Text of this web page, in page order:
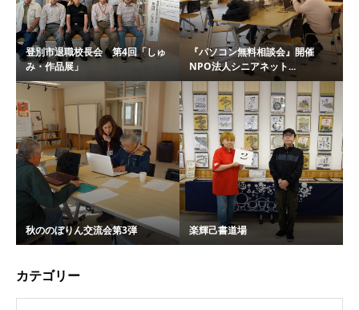
登別市退職校長会 第4回「しゅ
み・作品展」
『パソコン無料相談会』開催
NPO法人シニアネット...
秋ののぼりん交流会第3弾 楽輝己書道場
カテゴリー